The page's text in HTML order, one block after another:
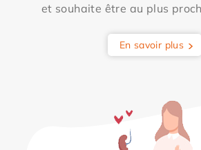
et souhaite être au plus
En savoir plus